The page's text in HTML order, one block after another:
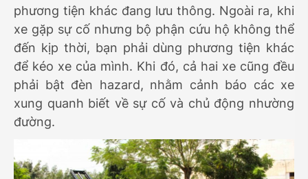
phương tiện khác đang lưu thông. Ngoài ra, khi
xe gặp sự cố nhưng bộ phận cứu hộ không thể
đến kịp thời, bạn phải dùng phương tiện khác
để kéo xe của mình. Khi đó, cả hai xe cũng đều
phải bật đèn hazard, nhằm cảnh báo các xe
xung quanh biết về sự cố và chủ động nhường
đường.